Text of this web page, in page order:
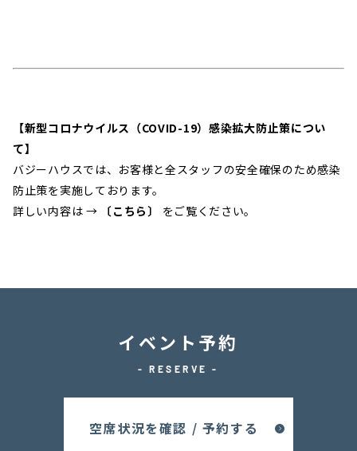
【新型コロナウイルス（COVID-19）感染拡大防止策につい
て】
バジーハウスでは、お客様と全スタッフの安全確保のため感染
防止策を実施しております。
詳しい内容は →
〔こちら〕 をご覧ください。
イベント予約
- RESERVE -
空席状況を確認 / 予約する